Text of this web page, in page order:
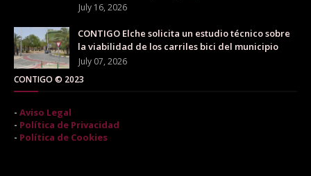
July 16, 2026
CONTIGO Elche solicita un estudio técnico sobre
la viabilidad de los carriles bici del municipio
July 07, 2026
CONTIGO © 2023
- Aviso Legal
- Política de Privacidad
- Política de Cookies